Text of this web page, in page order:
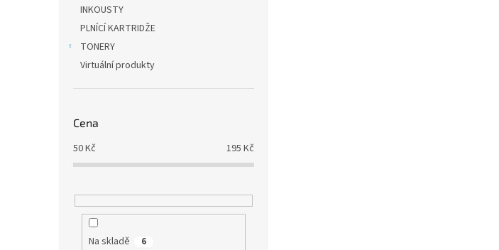
INKOUSTY
PLNÍCÍ KARTRIDŽE
TONERY
Virtuální produkty
Cena
50Kč 195 Kč
Na skladě 6